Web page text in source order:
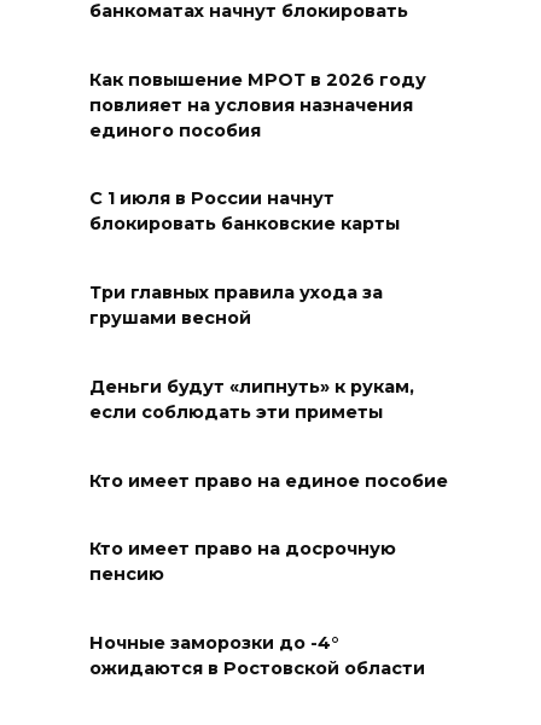
сомнительного качества
Первая в России транзакция
«Моя карта «Мир» прошла на
Дону
На Дону пройдет летний
06 августа 2026 11:46
тем, чтобы матч «Ростова»
зрителями
На стадионе «Ростов Арена»
банкоматах начнут блокировать
Как повышение МРОТ в 2026 году
повлияет на условия назначения
единого пособия
С 1 июля в России начнут
блокировать банковские карты
Три главных правила ухода за
грушами весной
Деньги будут «липнуть» к рукам,
если соблюдать эти приметы
Кто имеет право на единое пособие
Кто имеет право на досрочную
пенсию
Ночные заморозки до -4°
ожидаются в Ростовской области